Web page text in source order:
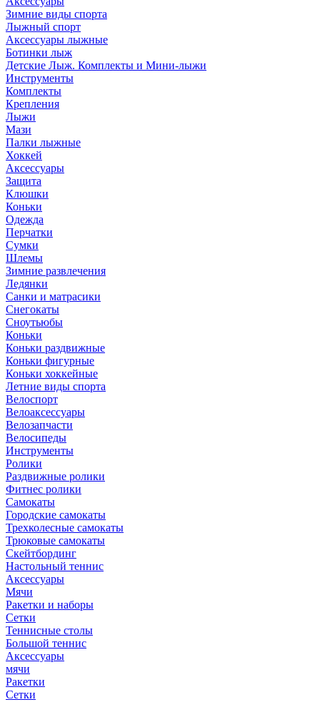
Зимние виды спорта
Лыжный спорт
Аксессуары лыжные
Ботинки лыж
Детские Лыж. Комплекты и Мини-лыжи
Инструменты
Комплекты
Крепления
Лыжи
Мази
Палки лыжные
Хоккей
Аксессуары
Защита
Клюшки
Коньки
Одежда
Перчатки
Сумки
Шлемы
Зимние развлечения
Ледянки
Санки и матрасики
Снегокаты
Сноутьюбы
Коньки
Коньки раздвижные
Коньки фигурные
Коньки хоккейные
Летние виды спорта
Велоспорт
Велоаксессуары
Велозапчасти
Велосипеды
Инструменты
Ролики
Раздвижные ролики
Фитнес ролики
Самокаты
Городские самокаты
Трехколесные самокаты
Трюковые самокаты
Скейтбординг
Настольный теннис
Аксессуары
Мячи
Ракетки и наборы
Сетки
Теннисные столы
Большой теннис
Аксессуары
мячи
Ракетки
Сетки